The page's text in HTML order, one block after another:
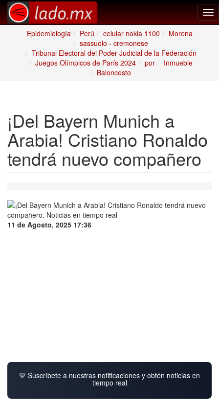
Epidemiología
Perú celular nokia 1100
Morena
sassuolo - cremonese
Tribunal Electoral del Poder Judicial de la Federación
Juegos Olímpicos de París 2024
por
Inmueble
Baloncesto
¡Del Bayern Munich a
Arabia! Cristiano Ronaldo
tendrá nuevo compañero
11 de Agosto, 2025 17:36
💙 Suscríbete a nuestras notificaciones y obtén noticias en
tiempo real